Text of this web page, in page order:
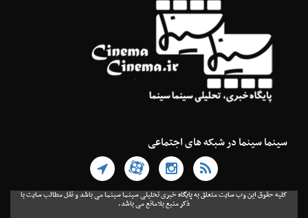
سینما سینما در شبکه های اجتماعی
کلیه حقوق این وب سایت متعلق به پایگاه خبری تحلیلی سینما سینما می باشد و نقل مطالب سایت با
ذکر منبع بلامانع می باشد.